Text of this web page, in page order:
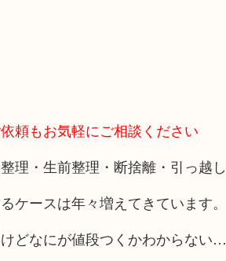
頼もお気軽にご相談ください
理・生前整理・断捨離・引っ越し
ケースは年々増えてきています。
どなにが値段つくかわからない…